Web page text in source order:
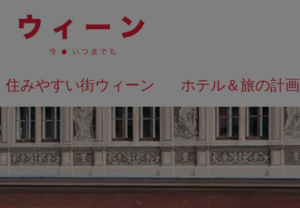
住みやすい街ウィーン ホテル＆旅の計画
検索結果を地図上に表示します